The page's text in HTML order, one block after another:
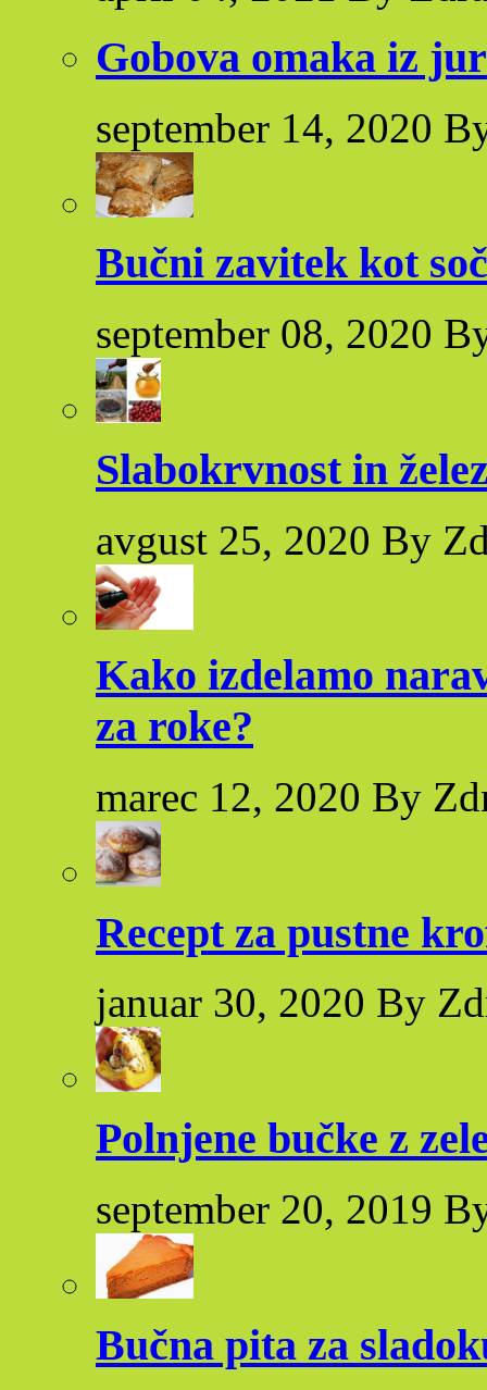
Gobova omaka iz
september 14, 2020
Bučni zavitek kot
september 08, 2020
Slabokrvnost in
avgust 25, 2020 By
Kako izdelamo
za roke?
marec 12, 2020 By
Recept za pustne
januar 30, 2020 By
Polnjene bučke z
september 20, 2019
Bučna pita za